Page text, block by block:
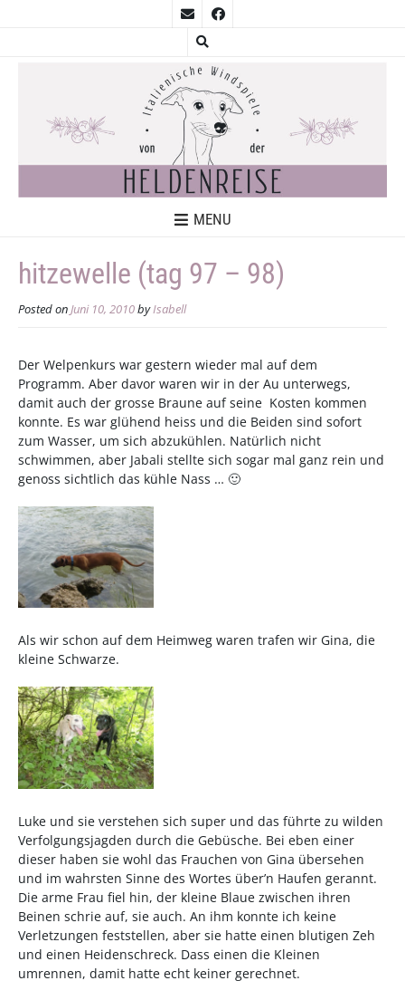
MENU
hitzewelle (tag 97 – 98)
Posted onJuni 10, 2010byIsabell
Der Welpenkurs war gestern wieder mal auf dem
Programm. Aber davor waren wir in der Au unterwegs,
damit auch der grosse Braune auf seine Kosten kommen
konnte. Es war glühend heiss und die Beiden sind sofort
zum Wasser, um sich abzukühlen. Natürlich nicht
schwimmen, aber Jabali stellte sich sogar mal ganz rein und
genoss sichtlich das kühle Nass … 🙂
Als wir schon auf dem Heimweg waren trafen wir Gina, die
kleine Schwarze.
Luke und sie verstehen sich super und das führte zu wilden
Verfolgungsjagden durch die Gebüsche. Bei eben einer
dieser haben sie wohl das Frauchen von Gina übersehen
und im wahrsten Sinne des Wortes über’n Haufen gerannt.
Die arme Frau fiel hin, der kleine Blaue zwischen ihren
Beinen schrie auf, sie auch. An ihm konnte ich keine
Verletzungen feststellen, aber sie hatte einen blutigen Zeh
und einen Heidenschreck. Dass einen die Kleinen
umrennen, damit hatte echt keiner gerechnet.